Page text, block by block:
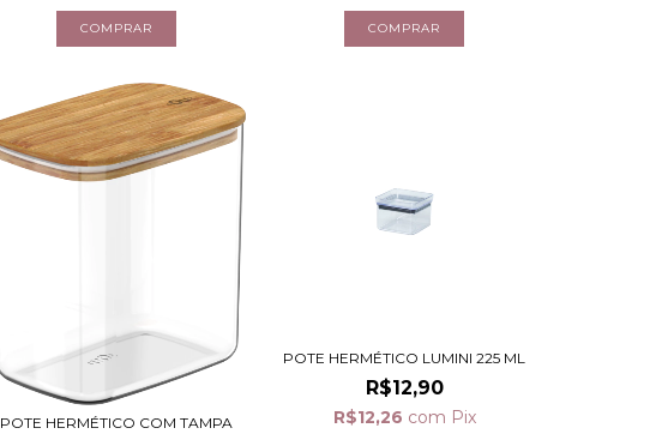
POTE HERMÉTICO COM TAMPA
POTE HERMÉTICO LUMINI 225 ML
R$12,90
R$12,26 com Pix